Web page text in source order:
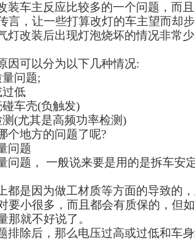
装车主反应比较多的一个问题，而
言，让一些打算改灯的车主望而却步
灯改装后出现灯泡烧坏的情况非常
因可以分为以下几种情况:
问题;
过低
碰车壳(负触发)
测(尤其是高频功率检测)
个地方的问题了呢?
问题
问题， 一般说来要是用的是拆车安
都是因为做工材质等方面的导致的
要小很多，而且都会有质保的，但
那就不好说了。
排除后，那么电压过高或过低和车